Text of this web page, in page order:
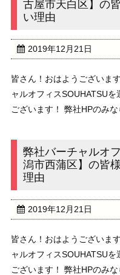
古屋市天白区】の
い理由
2019年12月21日
皆さん！おはようございま
ャルオフィスSOUHATSU
ございます！ 弊社HPのみ
”弊社バーチャルオフィスサ
弊社バーチャルオ
潟市西蒲区】の皆
理由
2019年12月21日
皆さん！おはようございま
ャルオフィスSOUHATSU
ございます！ 弊社HPのみ